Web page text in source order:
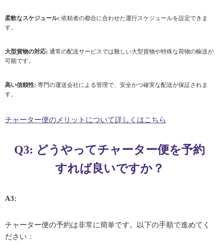
柔軟なスケジュール: 依頼者の都合に合わせた運行スケジュールを設定できま
す。
大型貨物の対応: 通常の配送サービスでは難しい大型貨物や特殊な荷物の輸送が
可能です。
高い信頼性: 専門の運送会社による管理で、安全かつ確実な配送が保証されま
す。
チャーター便のメリットについて詳しくはこちら
Q3: どうやってチャーター便を予約
すれば良いですか？
A3:
チャーター便の予約は非常に簡単です。以下の手順で進めてく
ださい：